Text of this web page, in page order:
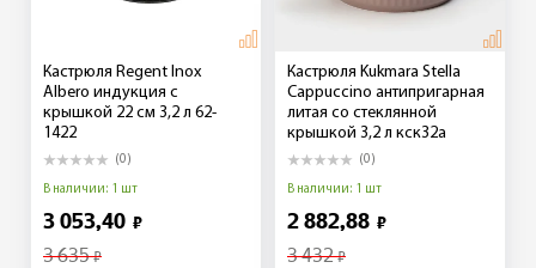
Кастрюля Regent Inox
Albero индукция с
крышкой 22 см 3,2 л 62-
1422
(0)
В наличии: 1 шт
3 053,40 ₽
3 635₽
Кастрюля Kukmara Stella
Cappuccino антипригарная
литая со стеклянной
крышкой 3,2 л кск32а
(0)
В наличии: 1 шт
2 882,88 ₽
3 432₽